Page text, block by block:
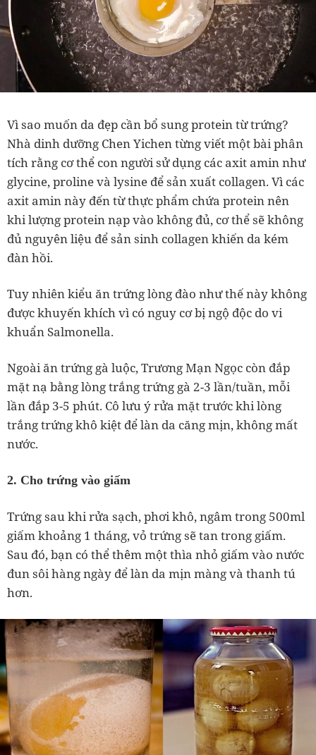
Vì sao muốn da đẹp cần bổ sung protein từ trứng?
Nhà dinh dưỡng Chen Yichen từng viết một bài phân
tích rằng cơ thể con người sử dụng các axit amin như
glycine, proline và lysine để sản xuất collagen. Vì các
axit amin này đến từ thực phẩm chứa protein nên
khi lượng protein nạp vào không đủ, cơ thể sẽ không
đủ nguyên liệu để sản sinh collagen khiến da kém
đàn hồi.
Tuy nhiên kiểu ăn trứng lòng đào như thế này không
được khuyến khích vì có nguy cơ bị ngộ độc do vi
khuẩn Salmonella.
Ngoài ăn trứng gà luộc, Trương Mạn Ngọc còn đắp
mặt nạ bằng lòng trắng trứng gà 2-3 lần/tuần, mỗi
lần đắp 3-5 phút. Cô lưu ý rửa mặt trước khi lòng
trắng trứng khô kiệt để làn da căng mịn, không mất
nước.
2. Cho trứng vào giấm
Trứng sau khi rửa sạch, phơi khô, ngâm trong 500ml
giấm khoảng 1 tháng, vỏ trứng sẽ tan trong giấm.
Sau đó, bạn có thể thêm một thìa nhỏ giấm vào nước
đun sôi hàng ngày để làn da mịn màng và thanh tú
hơn.